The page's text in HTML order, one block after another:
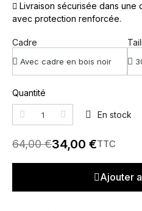
Livraison sécurisée dans une
avec protection renforcée.
Cadre
Quantité
En stock
64,00 €34,00 €TTC
Ajouter